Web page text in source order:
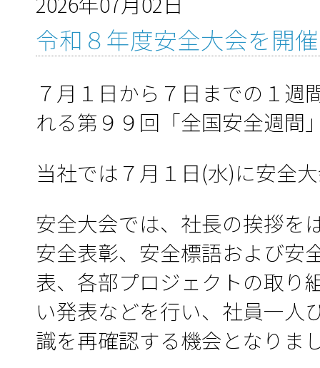
令和８年度安全大会を開
７月１日から７日までの１週
れる第９９回「全国安全週間
当社では７月１日(水)に安全
安全大会では、社長の挨拶を
安全表彰、安全標語および安
表、各部プロジェクトの取り
い発表などを行い、社員一人
識を再確認する機会となりま